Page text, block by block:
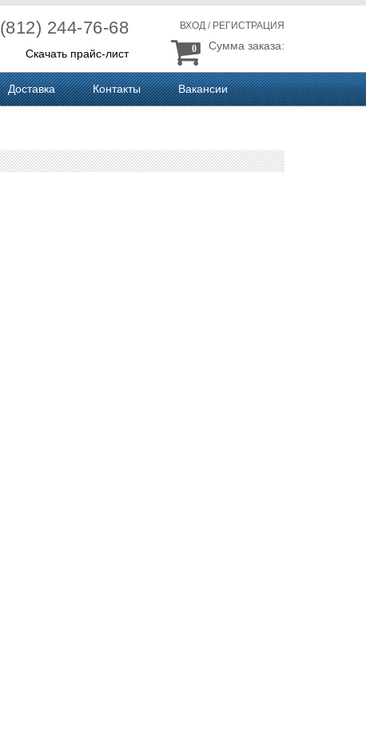
(812) 244-76-68
Скачать прайс-лист
ВХОД / РЕГИСТРАЦИЯ
Сумма заказа:
0
Доставка Контакты Вакансии